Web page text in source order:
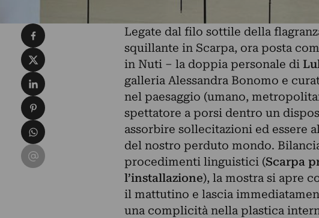
Legate dal filo sottile della
squillante in Scarpa, ora posta
in Nuti – la doppia personale di
galleria Alessandra Bonomo e
nel paesaggio (umano,
spettatore a porsi dentro un
assorbire sollecitazioni ed essere
del nostro perduto mondo.
procedimenti linguistici (Scarpa
l’installazione), la mostra si apre
il mattutino e lascia
una complicità nella plastica
Condividi su Facebook
Condividi su X
Condividi su LinkedIn
Condividi su Pinterest
Condividi su WhatsApp
Condividi su Email